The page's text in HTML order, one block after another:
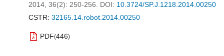
2014, 36(2): 250-256.
DOI: 10.3724/SP.J.1218.2014.00250
CSTR: 32165.14.robot.2014.00250
PDF(446)